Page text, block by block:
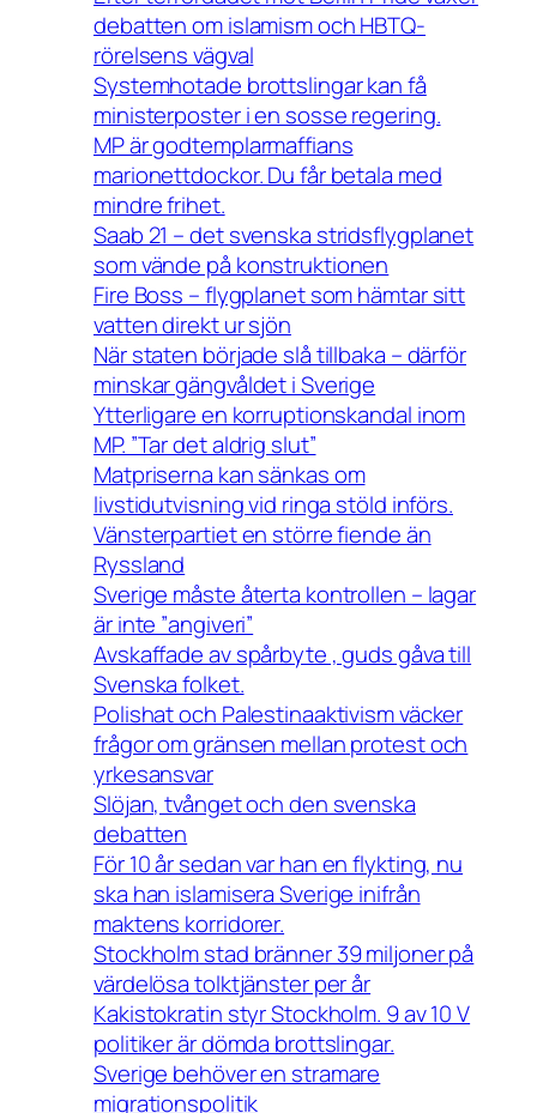
debatten om islamism och HBTQ-
rörelsens vägval
Systemhotade brottslingar kan få
ministerposter i en sosse regering.
MP är godtemplarmaffians
marionettdockor. Du får betala med
mindre frihet.
Saab 21 – det svenska stridsflygplanet
som vände på konstruktionen
Fire Boss – flygplanet som hämtar sitt
vatten direkt ur sjön
När staten började slå tillbaka – därför
minskar gängvåldet i Sverige
Ytterligare en korruptionskandal inom
MP. ”Tar det aldrig slut”
Matpriserna kan sänkas om
livstidutvisning vid ringa stöld införs.
Vänsterpartiet en större fiende än
Ryssland
Sverige måste återta kontrollen – lagar
är inte ”angiveri”
Avskaffade av spårbyte , guds gåva till
Svenska folket.
Polishat och Palestinaaktivism väcker
frågor om gränsen mellan protest och
yrkesansvar
Slöjan, tvånget och den svenska
debatten
För 10 år sedan var han en flykting, nu
ska han islamisera Sverige inifrån
maktens korridorer.
Stockholm stad bränner 39 miljoner på
värdelösa tolktjänster per år
Kakistokratin styr Stockholm. 9 av 10 V
politiker är dömda brottslingar.
Sverige behöver en stramare
migrationspolitik